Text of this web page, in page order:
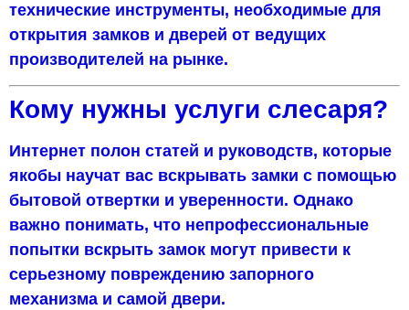
технические инструменты, необходимые для
открытия замков и дверей от ведущих
производителей на рынке.
Кому нужны услуги слесаря?
Интернет полон статей и руководств, которые
якобы научат вас вскрывать замки с помощью
бытовой отвертки и уверенности. Однако
важно понимать, что непрофессиональные
попытки вскрыть замок могут привести к
серьезному повреждению запорного
механизма и самой двери.